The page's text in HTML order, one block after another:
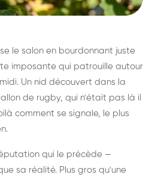
le salon en bourdonnant juste
imposante qui patrouille autour
Un nid découvert dans la
de rugby, qui n'était pas là il
comment se signale, le plus
qui le précède —
sa réalité. Plus gros qu'une